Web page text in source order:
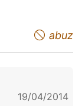
abuz
19/04/2014